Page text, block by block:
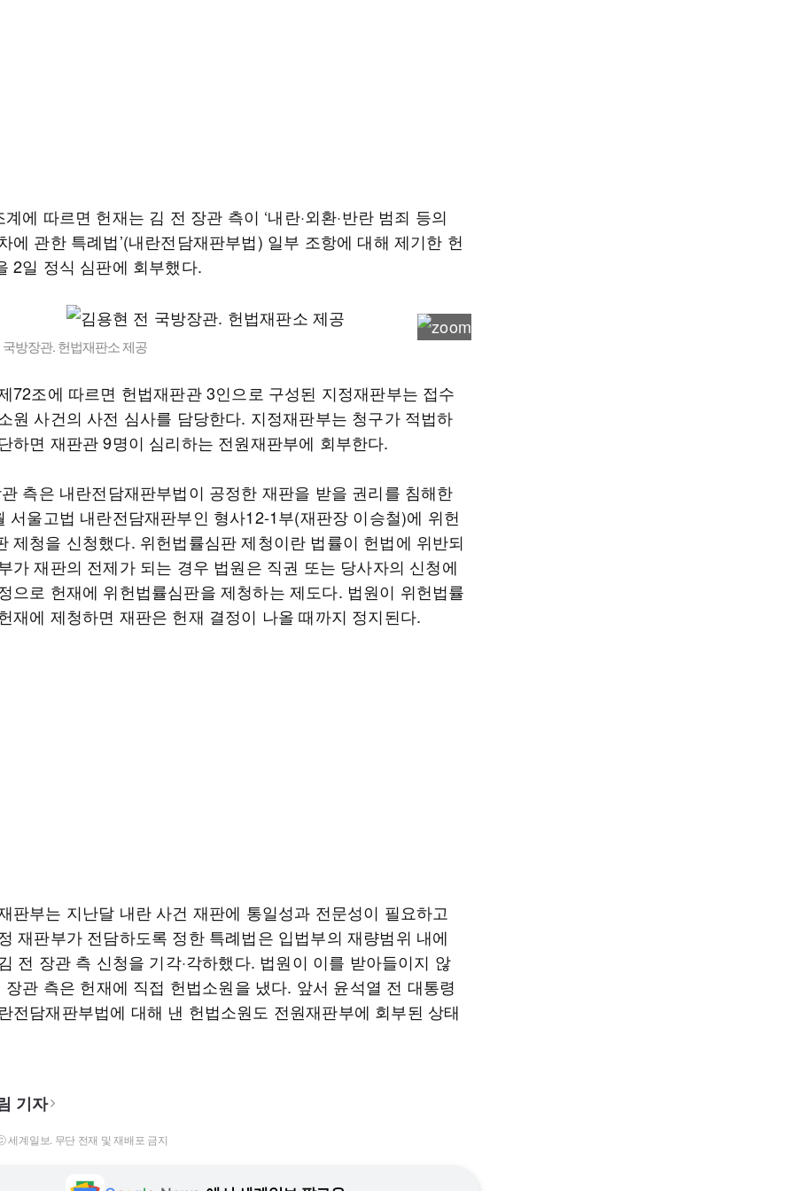
에 따르면 헌재는 김 전 장관 측이 ‘내란·외환·반란 범죄 등의
에 관한 특례법’(내란전담재판부법) 일부 조항에 대해 제기한 헌
2일 정식 심판에 회부했다.
방장관. 헌법재판소 제공
72조에 따르면 헌법재판관 3인으로 구성된 지정재판부는 접수
원 사건의 사전 심사를 담당한다. 지정재판부는 청구가 적법하
하면 재판관 9명이 심리하는 전원재판부에 회부한다.
측은 내란전담재판부법이 공정한 재판을 받을 권리를 침해한
서울고법 내란전담재판부인 형사12-1부(재판장 이승철)에 위헌
제청을 신청했다. 위헌법률심판 제청이란 법률이 헌법에 위반되
가 재판의 전제가 되는 경우 법원은 직권 또는 당사자의 신청에
으로 헌재에 위헌법률심판을 제청하는 제도다. 법원이 위헌법률
재에 제청하면 재판은 헌재 결정이 나올 때까지 정지된다.
판부는 지난달 내란 사건 재판에 통일성과 전문성이 필요하고
재판부가 전담하도록 정한 특례법은 입법부의 재량범위 내에
전 장관 측 신청을 기각·각하했다. 법원이 이를 받아들이지 않
장관 측은 헌재에 직접 헌법소원을 냈다. 앞서 윤석열 전 대통령
전담재판부법에 대해 낸 헌법소원도 전원재판부에 회부된 상태
기자
세계일보. 무단 전재 및 재배포 금지